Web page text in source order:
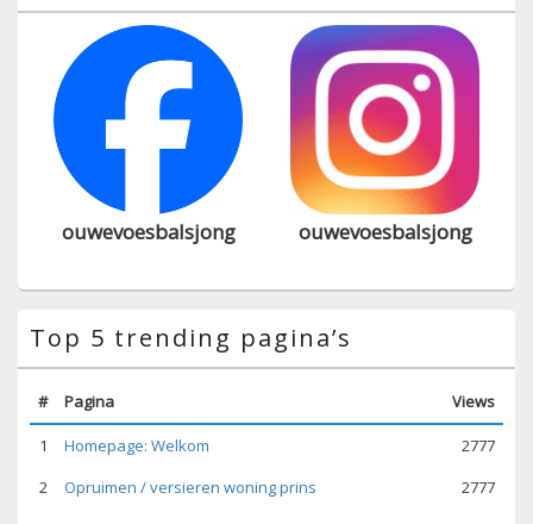
ouwevoesbalsjong ouwevoesbalsjong
Top 5 trending pagina’s
# Pagina Views
1 Homepage: Welkom
2777
2
Opruimen / versieren woning prins
2777